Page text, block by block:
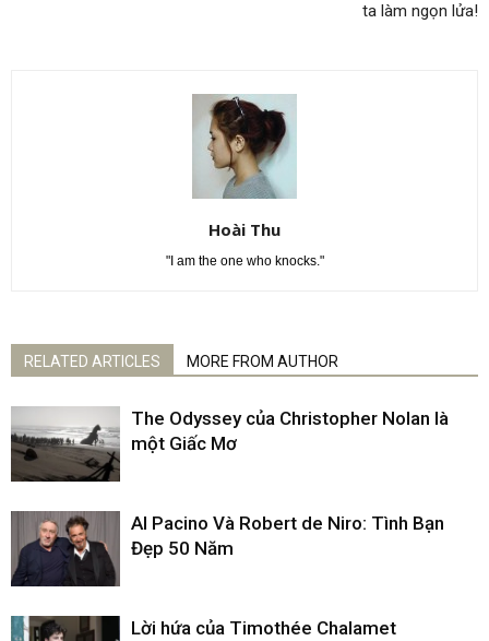
ta làm ngọn lửa!
Hoài Thu
"I am the one who knocks."
RELATED ARTICLES MORE FROM AUTHOR
The Odyssey của Christopher Nolan là
một Giấc Mơ
Al Pacino Và Robert de Niro: Tình Bạn
Đẹp 50 Năm
Lời hứa của Timothée Chalamet